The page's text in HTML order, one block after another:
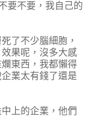
要不要，我自己的
了不少腦細胞，
果呢，沒多大感
東西，我都懶得
業太有錢了還是
上的企業，他們